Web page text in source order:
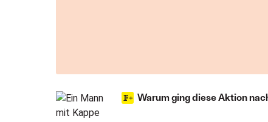
Warum ging diese Aktion